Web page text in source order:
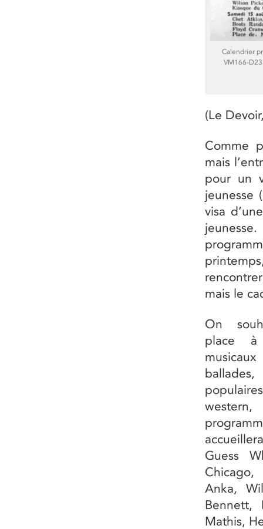
Calendrier
VM166-
(Le
Comme
mais
pour un
jeunesse
visa
mais le
On
place
Guess
Anka,
Bennett,
Mathis,